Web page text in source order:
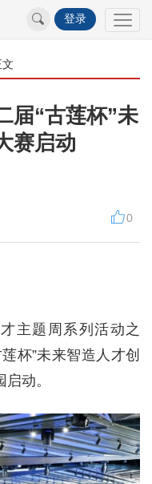
登录
届“古莲杯”未
赛启动
0
主题周系列活动之
杯”未来智造人才创
动。